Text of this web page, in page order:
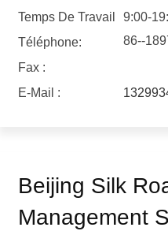
Temps De Travail
9:00-
Téléphone:
86--
Fax :
E-Mail :
Beijing Silk
Management